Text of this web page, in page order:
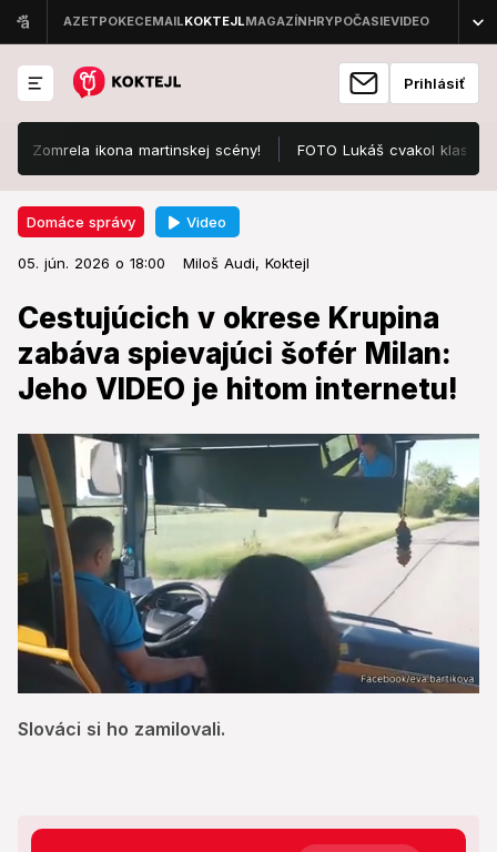
Prihlásiť
ikona martinskej scény! FOTO Lukáš cvakol klasické ráno
Domáce správy Video
05. jún. 2026 o 18:00 Miloš Audi, Koktejl
Cestujúcich v okrese Krupina
zabáva spievajúci šofér Milan:
Jeho VIDEO je hitom internetu!
of
32
Slováci si ho zamilovali.
Domáce správy 05. jún. 2026 o 18:00
Cestujúcich v okrese Krupina
zabáva spievajúci šofér Milan:
Jeho VIDEO je hitom internetu!
Slováci si ho zamilovali.